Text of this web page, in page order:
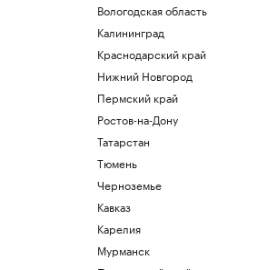
Вологодская область
Калининград
Краснодарский край
Нижний Новгород
Пермский край
Ростов-на-Дону
Татарстан
Тюмень
Черноземье
Кавказ
Карелия
Мурманск